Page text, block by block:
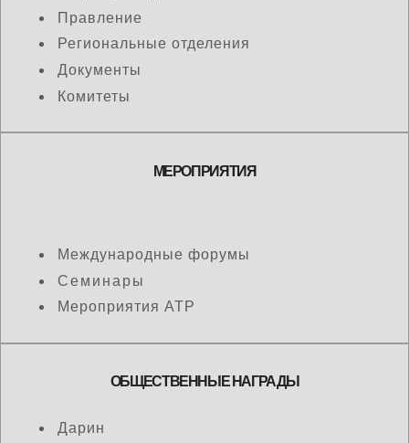
Правление
Региональные отделения
Документы
Комитеты
МЕРОПРИЯТИЯ
Международные форумы
Семинары
Мероприятия АТР
ОБЩЕСТВЕННЫЕ НАГРАДЫ
Дарин